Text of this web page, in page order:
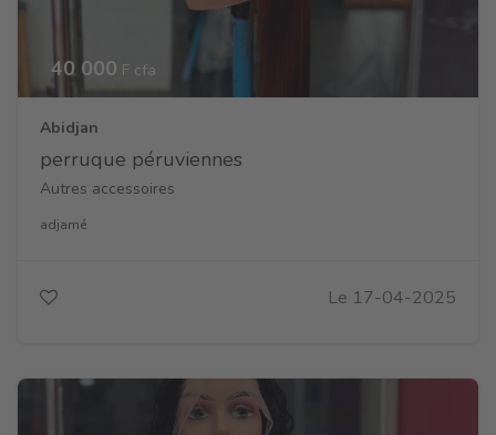
40 000 F cfa
Abidjan
perruque péruviennes
Autres accessoires
adjamé
Le 17-04-2025